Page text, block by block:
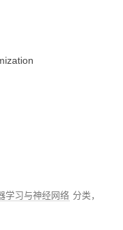
学习与神经网络 分类，